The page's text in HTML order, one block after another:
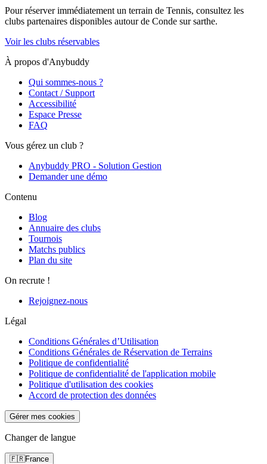
Pour réserver immédiatement un terrain de Tennis, consultez les
clubs partenaires disponibles autour de Conde sur sarthe.
Voir les clubs réservables
À propos d'Anybuddy
Qui sommes-nous ?
Contact / Support
Accessibilité
Espace Presse
FAQ
Vous gérez un club ?
Anybuddy PRO - Solution Gestion
Demander une démo
Contenu
Blog
Annuaire des clubs
Tournois
Matchs publics
Plan du site
On recrute !
Rejoignez-nous
Légal
Conditions Générales d’Utilisation
Conditions Générales de Réservation de Terrains
Politique de confidentialité
Politique de confidentialité de l'application mobile
Politique d'utilisation des cookies
Accord de protection des données
Gérer mes cookies
Changer de langue
🇫🇷France